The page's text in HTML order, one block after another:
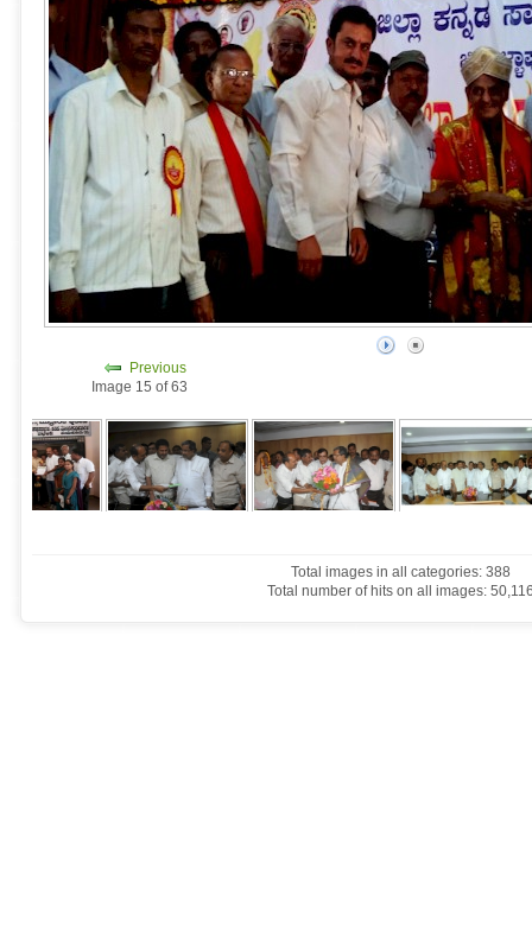
Previous
Image 15 of 63
Total images in all categories: 388
Total number of hits on all images: